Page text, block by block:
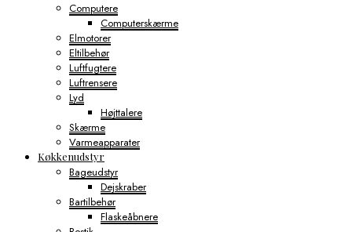
Computere
Computerskærme
Elmotorer
Eltilbehør
Luftfugtere
Luftrensere
Lyd
Højttalere
Skærme
Varmeapparater
Køkkenudstyr
Bageudstyr
Dejskraber
Bartilbehør
Flaskeåbnere